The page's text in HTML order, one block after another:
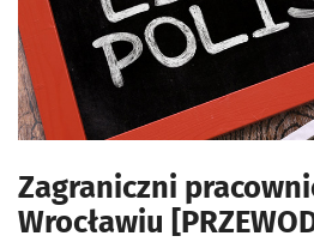
Zagraniczni
Wrocławiu